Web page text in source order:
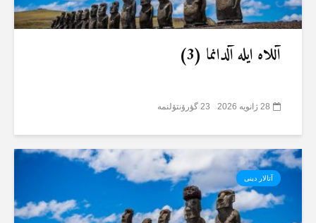
آللاە ایلە آلدانما (3)
28 ژانویه 2026 23 گؤرۆنتۆلنمە
آتالار دینی